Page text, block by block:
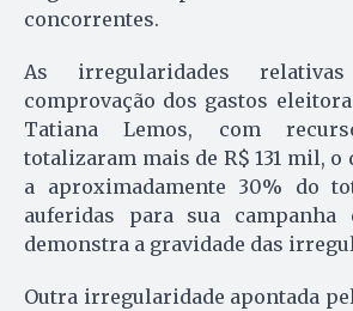
concorrentes.
As irregularidades
comprovação dos gastos
Tatiana Lemos, com
totalizaram mais de R$ 131 mil, o
a aproximadamente 30% do
auferidas para sua
demonstra a gravidade das
Outra irregularidade apontada